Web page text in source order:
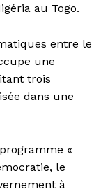
au Togo.
entre le
une
trois
dans une
«
le
à